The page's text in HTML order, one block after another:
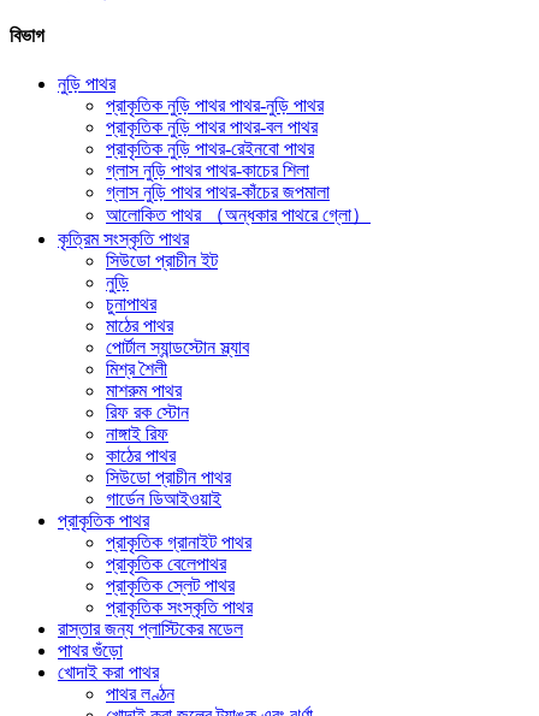
বিভাগ
নুড়ি পাথর
প্রাকৃতিক নুড়ি পাথর পাথর-নুড়ি পাথর
প্রাকৃতিক নুড়ি পাথর পাথর-বল পাথর
প্রাকৃতিক নুড়ি পাথর-রেইনবো পাথর
গ্লাস নুড়ি পাথর পাথর-কাচের শিলা
গ্লাস নুড়ি পাথর পাথর-কাঁচের জপমালা
আলোকিত পাথর （অন্ধকার পাথরে গ্লো）
কৃত্রিম সংস্কৃতি পাথর
সিউডো প্রাচীন ইট
নুড়ি
চুনাপাথর
মাঠের পাথর
পোর্টাল স্যান্ডস্টোন স্ল্যাব
মিশ্র শৈলী
মাশরুম পাথর
রিফ রক স্টোন
নাঙ্গাই রিফ
কাঠের পাথর
সিউডো প্রাচীন পাথর
গার্ডেন ডিআইওয়াই
প্রাকৃতিক পাথর
প্রাকৃতিক গ্রানাইট পাথর
প্রাকৃতিক বেলেপাথর
প্রাকৃতিক স্লেট পাথর
প্রাকৃতিক সংস্কৃতি পাথর
রাস্তার জন্য প্লাস্টিকের মডেল
পাথর গুঁড়ো
খোদাই করা পাথর
পাথর লণ্ঠন